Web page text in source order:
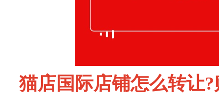
猫店国际店铺怎么转让